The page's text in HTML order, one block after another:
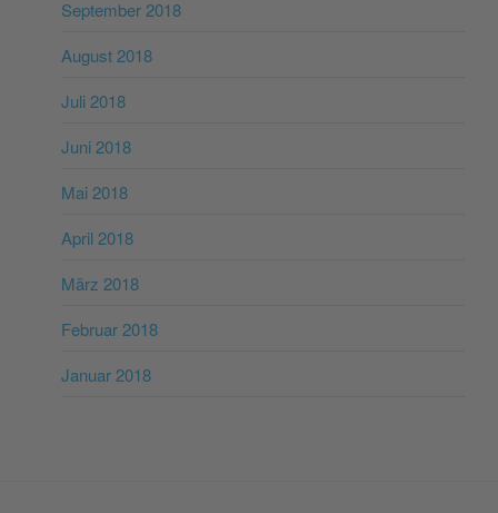
September 2018
August 2018
Juli 2018
Juni 2018
Mai 2018
April 2018
März 2018
Februar 2018
Januar 2018